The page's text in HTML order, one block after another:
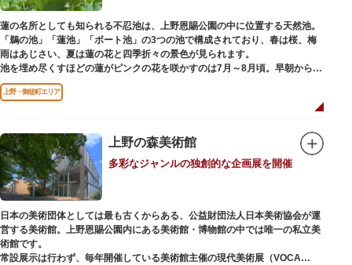
蓮の名所としても知られる不忍池は、上野恩賜公園の中に位置する天然池。
「鵜の池」「蓮池」「ボート池」の3つの池で構成されており、春は桜、梅
雨はあじさい、夏は蓮の花と四季折々の景色が見られます。
池を埋め尽くすほどの蓮がピンクの花を咲かすのは7月～8月頃。早朝から午
前のみ開花するので、シーズン中は多くの観光客が朝早くから池を訪れま
す。綺麗な蓮の花を近くから観察できるデッキを散歩しながら朝の不忍池を
から池を眺めれば、新しい発見ができるかもしれません。また、「鵜の池」
にはマガモ・オナガガモなどたくさんの鴨や渡り鳥が訪れます。大都会の中
でバードウォッチングができる珍しいスポットです。
ファミリーで、カップルで、または一人でゆったりと、思い思いの時間をお
過ごしください。
上野・御徒町エリア
上野の森美術館
多彩なジャンルの独創的な企画展を開催
日本の美術団体としては最も古くからある、公益財団法人日本美術協会が運
営する美術館。上野恩賜公園内にある美術館・博物館の中では唯一の私立美
術館です。
常設展示は行わず、毎年開催している美術館主催の現代美術展（VOCA